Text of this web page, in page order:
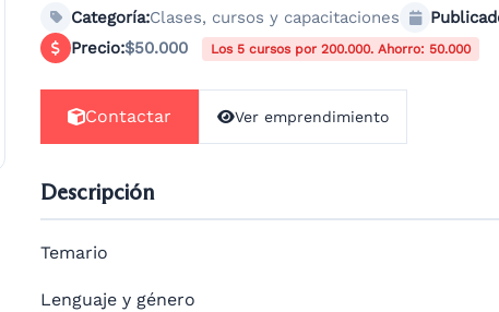
Categoría:Clases, cursos y capacitaciones
Precio:$50.000 Los 5 cursos por 200.000. Ahorro: 50.000
Contactar Ver emprendimiento
Descripción
Temario
Lenguaje y género